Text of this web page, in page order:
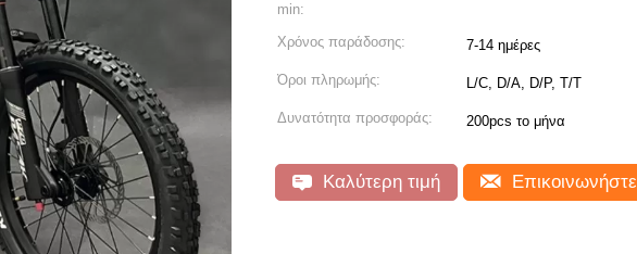
min:
Χρόνος παράδοσης: 7-14 ημέρες
Όροι πληρωμής: L/C, D/A, D/P, T/T
Δυνατότητα προσφοράς: 200pcs το μήνα
Καλύτερη τιμή Επικοινωνήστε